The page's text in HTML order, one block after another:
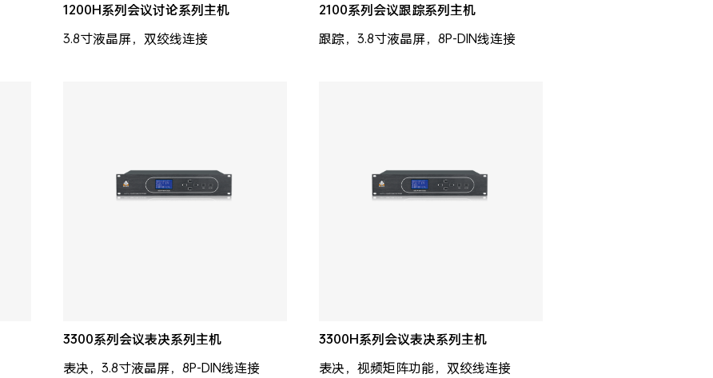
1200H系列会议讨论系列主机
3.8寸液晶屏，双绞线连接
2100系列会议跟踪系列主机
跟踪，3.8寸液晶屏，8P-DIN线连接
3300系列会议表决系列主机
表决，3.8寸液晶屏，8P-DIN线连接
3300H系列会议表决系列主机
表决，视频矩阵功能，双绞线连接